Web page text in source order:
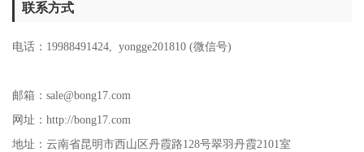
联系方式
电话： 19988491424, yongge201810 (微信号)
邮箱：sale@bong17.com
网址：http://bong17.com
地址： 云南省昆明市西山区丹霞路128号翠羽丹霞2101室